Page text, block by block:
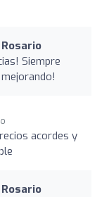
Siempre
acordes y